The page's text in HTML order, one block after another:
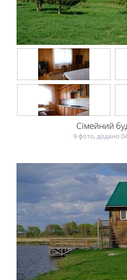
Сімейний
9 фото, додано